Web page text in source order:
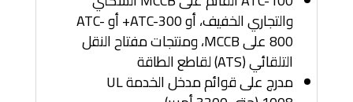
والتجاري الخفيف، أو ATC-300+ أو ATC-
800 على MCCB، ومنتجات مفتاح النقل
التلقائي (ATS) لقاطع الطاقة
مدرج على قوائم مدخل الخدمة UL